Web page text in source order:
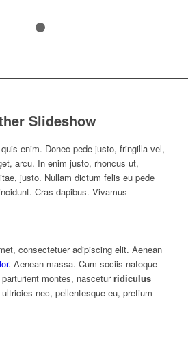
Slideshow
enim. Donec pede justo, fringilla vel,
arcu. In enim justo, rhoncus ut,
justo. Nullam dictum felis eu pede
Cras dapibus. Vivamus
consectetuer adipiscing elit. Aenean
. Aenean massa. Cum sociis natoque
montes, nasceturridiculus
nec, pellentesque eu, pretium